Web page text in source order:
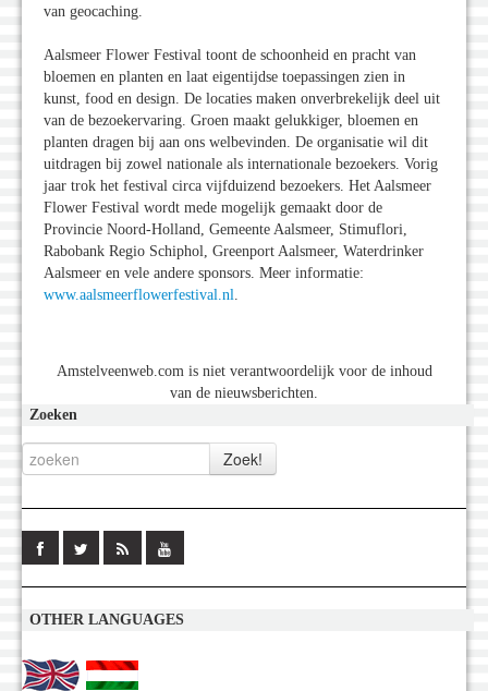
van geocaching.
Aalsmeer Flower Festival toont de schoonheid en pracht van
bloemen en planten en laat eigentijdse toepassingen zien in
kunst, food en design. De locaties maken onverbrekelijk deel uit
van de bezoekervaring. Groen maakt gelukkiger, bloemen en
planten dragen bij aan ons welbevinden. De organisatie wil dit
uitdragen bij zowel nationale als internationale bezoekers. Vorig
jaar trok het festival circa vijfduizend bezoekers. Het Aalsmeer
Flower Festival wordt mede mogelijk gemaakt door de
Provincie Noord-Holland, Gemeente Aalsmeer, Stimuflori,
Rabobank Regio Schiphol, Greenport Aalsmeer, Waterdrinker
Aalsmeer en vele andere sponsors. Meer informatie:
www.aalsmeerflowerfestival.nl.
Amstelveenweb.com is niet verantwoordelijk voor de inhoud
van de nieuwsberichten.
Zoeken
OTHER LANGUAGES